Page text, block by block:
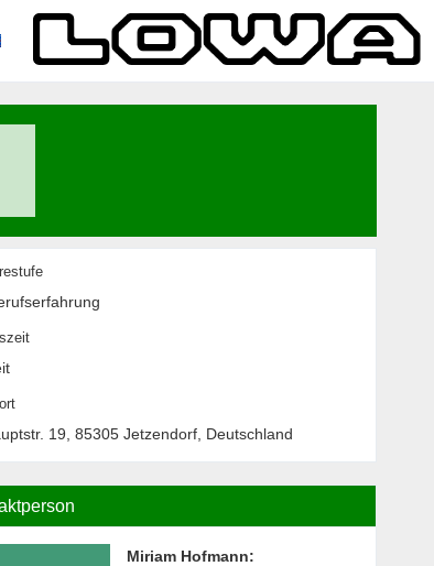
19, 85305 Jetzendorf, Deutschland
Miriam Hofmann: